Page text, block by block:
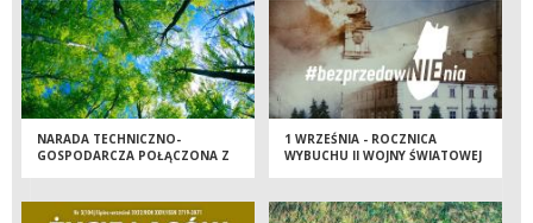
NARADA TECHNICZNO-
GOSPODARCZA POŁĄCZONA Z
NADLEŚNICTWIE CIERPISZEWO
1 WRZEŚNIA - ROCZNICA
WYBUCHU II WOJNY ŚWIATOWEJ